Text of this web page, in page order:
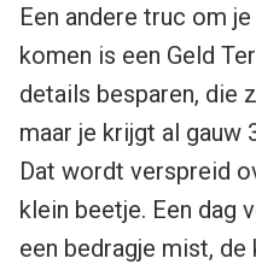
Een andere truc om
komen is een Geld
details besparen, die
maar je krijgt al gauw
Dat wordt verspreid
klein beetje. Een dag
een bedragje mist,